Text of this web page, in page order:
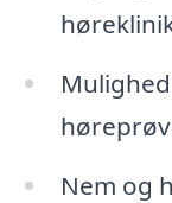
Nem og